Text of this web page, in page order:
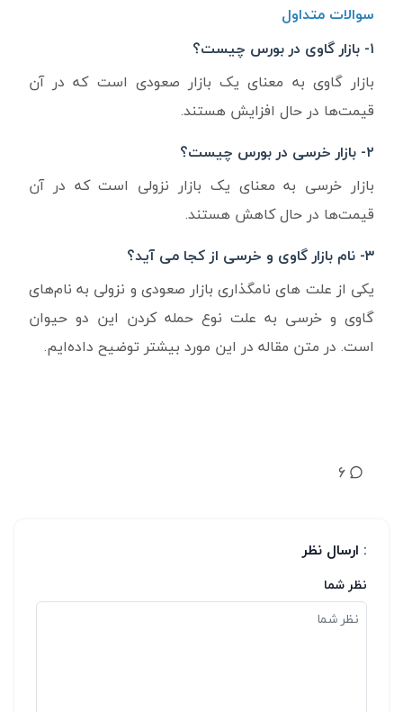
سوالات متداول
۱- بازار گاوی در بورس چیست؟
بازار گاوی به معنای یک بازار صعودی است که در آن
قیمت‌ها در حال افزایش هستند.
۲- بازار خرسی در بورس چیست؟
بازار خرسی به معنای یک بازار نزولی است که در آن
قیمت‌ها در حال کاهش هستند.
۳- نام بازار گاوی و خرسی از کجا می آید؟
یکی از علت های نامگذاری بازار صعودی و نزولی به نام‌های
گاوی و خرسی به علت نوع حمله کردن این دو حیوان
است. در متن مقاله در این مورد بیشتر توضیح داده‌ایم.
6
: ارسال نظر
نظر شما